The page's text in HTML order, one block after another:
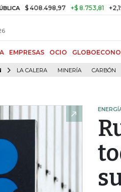
408.498,97 +$ 8.753,81 +2,19%
EMPRESAS OCIO
LA CALERA MINERÍA CARBÓN